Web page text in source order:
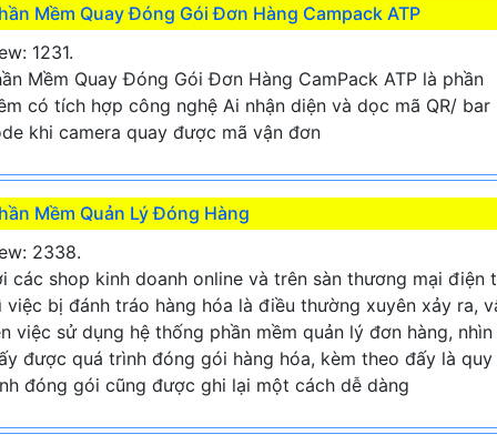
Mềm Quay Đóng Gói Đơn Hàng Campack ATP
1231.
Mềm Quay Đóng Gói Đơn Hàng CamPack ATP là phần
có tích hợp công nghệ Ai nhận diện và dọc mã QR/ bar
khi camera quay được mã vận đơn
Mềm Quản Lý Đóng Hàng
2338.
các shop kinh doanh online và trên sàn thương mại điện
việc bị đánh tráo hàng hóa là điều thường xuyên xảy ra,
việc sử dụng hệ thống phần mềm quản lý đơn hàng, nhìn
được quá trình đóng gói hàng hóa, kèm theo đấy là quy
đóng gói cũng được ghi lại một cách dễ dàng